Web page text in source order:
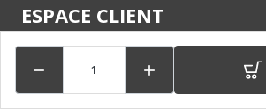
 
ESPACE CLIENT
CENTRE D'AIDE
LÉGAL